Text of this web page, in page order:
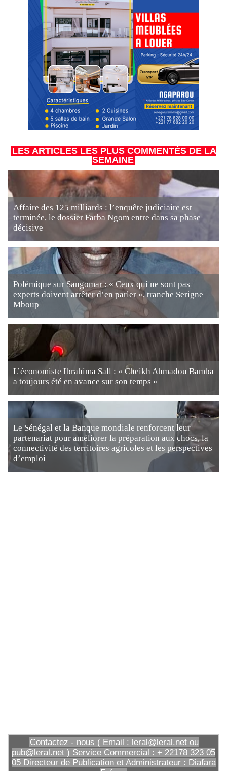
LES ARTICLES LES PLUS COMMENTÉS DE LA
SEMAINE
Affaire des 125 milliards : l’enquête judiciaire est
terminée, le dossier Farba Ngom entre dans sa phase
décisive
Polémique sur Sangomar : « Ceux qui ne sont pas
experts doivent arrêter d’en parler », tranche Serigne
Mboup
L’économiste Ibrahima Sall : « Cheikh Ahmadou Bamba
a toujours été en avance sur son temps »
Le Sénégal et la Banque mondiale renforcent leur
partenariat pour améliorer la préparation aux chocs, la
connectivité des territoires agricoles et les perspectives
d’emploi
Contactez - nous ( Email : leral@leral.net ou
pub@leral.net ) Service Commercial : + 22178 323 05
05 Directeur de Publication et Administrateur : Diafara